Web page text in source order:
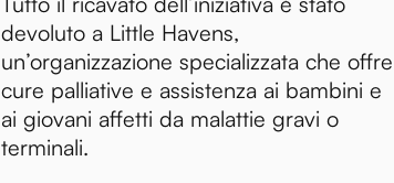
devoluto a Little Havens,
un’organizzazione specializzata che offre
cure palliative e assistenza ai bambini e
ai giovani affetti da malattie gravi o
terminali.